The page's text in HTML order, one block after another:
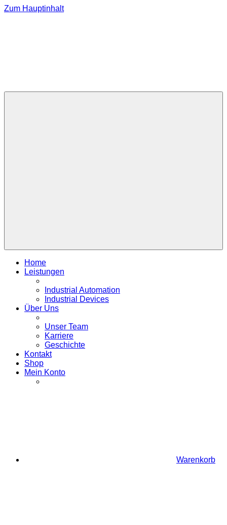
Zum Hauptinhalt
Home
Leistungen
Industrial Automation
Industrial Devices
Über Uns
Unser Team
Karriere
Geschichte
Kontakt
Shop
Mein Konto
Warenkorb